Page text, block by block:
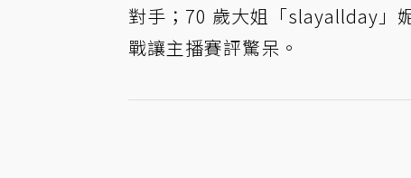
對手；70 歲大姐「slayallday」
戰讓主播賽評驚呆。